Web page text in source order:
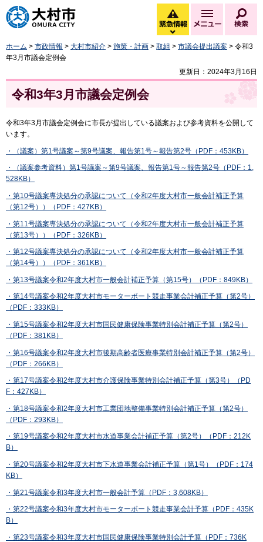
大村市
緊急情報
緊急情報を開く
メニュー
ホーム > 市政情報 > 大村市紹介 > 施策・計画 > 取組 > 市議会提出議案 > 令和3
年3月市議会定例会
更新日：2024年3月16日
令和3年3月市議会定例会
令和3年3月市議会定例会に市長が提出している議案および参考資料を公開して
います。
・（議案）第1号議案～第9号議案、報告第1号～報告第2号（PDF：453KB）
・（議案参考資料）第1号議案～第9号議案、報告第1号～報告第2号（PDF：1,
528KB）
・第10号議案専決処分の承認について（令和2年度大村市一般会計補正予算
（第12号））（PDF：427KB）
・第11号議案専決処分の承認について（令和2年度大村市一般会計補正予算
（第13号））（PDF：326KB）
・第12号議案専決処分の承認について（令和2年度大村市一般会計補正予算
（第14号））（PDF：361KB）
・第13号議案令和2年度大村市一般会計補正予算（第15号）（PDF：849KB）
・第14号議案令和2年度大村市モーターボート競走事業会計補正予算（第2号）
（PDF：333KB）
・第15号議案令和2年度大村市国民健康保険事業特別会計補正予算（第2号）
（PDF：381KB）
・第16号議案令和2年度大村市後期高齢者医療事業特別会計補正予算（第2号）
（PDF：266KB）
・第17号議案令和2年度大村市介護保険事業特別会計補正予算（第3号）（PD
F：427KB）
・第18号議案令和2年度大村市工業団地整備事業特別会計補正予算（第2号）
（PDF：293KB）
・第19号議案令和2年度大村市水道事業会計補正予算（第2号）（PDF：212K
B）
・第20号議案令和2年度大村市下水道事業会計補正予算（第1号）（PDF：174
KB）
・第21号議案令和3年度大村市一般会計予算（PDF：3,608KB）
・第22号議案令和3年度大村市モーターボート競走事業会計予算（PDF：435K
B）
・第23号議案令和3年度大村市国民健康保険事業特別会計予算（PDF：736K